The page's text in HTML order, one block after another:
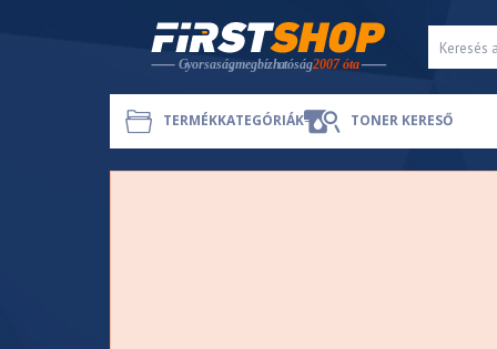
TERMÉKKATEGÓRIÁK TONER KERESŐ